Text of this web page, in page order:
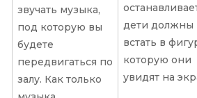
звучать музыка,
под которую вы
будете
передвигаться по
залу. Как только
дети должны
встать в
которую они
увидят на